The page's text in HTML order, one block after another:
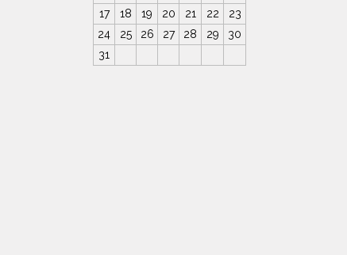
17
18 19 20 21 22
23
24
25 26 27 28 29
30
31